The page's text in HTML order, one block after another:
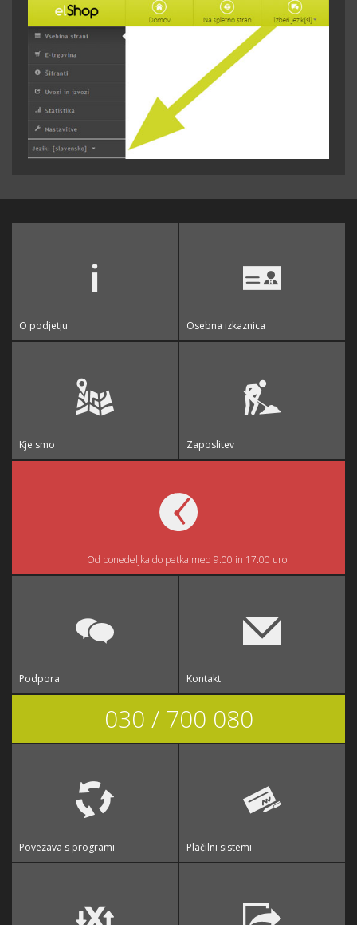
O podjetju Osebna izkaznica
Kje smo Zaposlitev
Od ponedeljka do petka med 9:00 in 17:00 uro
Podpora Kontakt
030 / 700 080
Povezava s programi Plačilni sistemi